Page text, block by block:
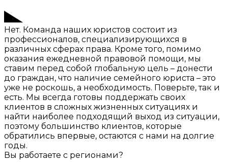
Нет. Команда наших юристов состоит из
профессионалов, специализирующихся в
различных сферах права. Кроме того, помимо
оказания ежедневной правовой помощи, мы
ставим перед собой глобальную цель – донести
до граждан, что наличие семейного юриста – это
уже не роскошь, а необходимость. Поверьте, так и
есть. Мы всегда готовы поддержать своих
клиентов в сложных жизненных ситуациях и
найти наиболее подходящий выход из ситуации,
поэтому большинство клиентов, которые
обратились впервые, остаются с нами на долгие
годы.
Вы работаете с регионами?